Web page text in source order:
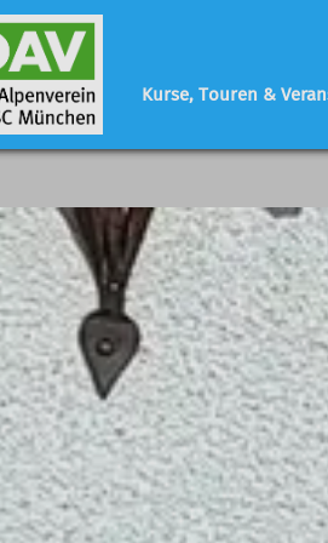
Kurse, Touren &
regelmäßige Veranstaltungen
Vorstand -